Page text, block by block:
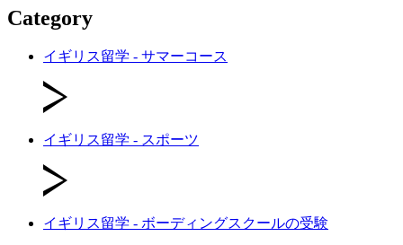
Category
イギリス留学 - サマーコース
イギリス留学 - スポーツ
イギリス留学 - ボーディングスクールの受験